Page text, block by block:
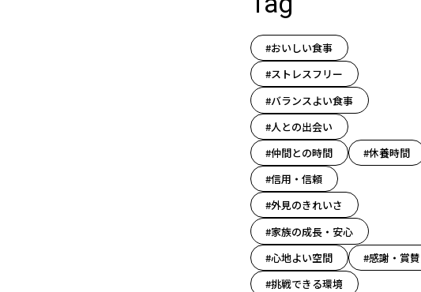
#おいしい食事
#ストレスフリー
#バランスよい食事
#人との出会い
#仲間との時間
#休養時間
#信用・信頼
#外見のきれいさ
#家族の成長・安心
#心地よい空間
#感謝・賞賛
#挑戦できる環境